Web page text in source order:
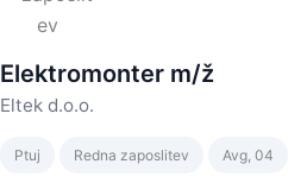
Elektromonter m/ž
Eltek d.o.o.
Ptuj Redna zaposlitev Avg, 04